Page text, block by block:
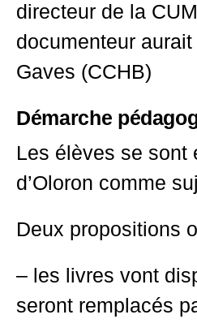
directeur de la
documenteur
Gaves (CCHB)
Démarche
Les élèves se sont
d’Oloron comme
Deux propositions
– les livres vont
seront remplacés